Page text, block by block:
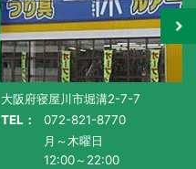
大阪府寝屋川市堀溝2-7-7
TEL：
072-821-8770
月～木曜日
12:00～22:00